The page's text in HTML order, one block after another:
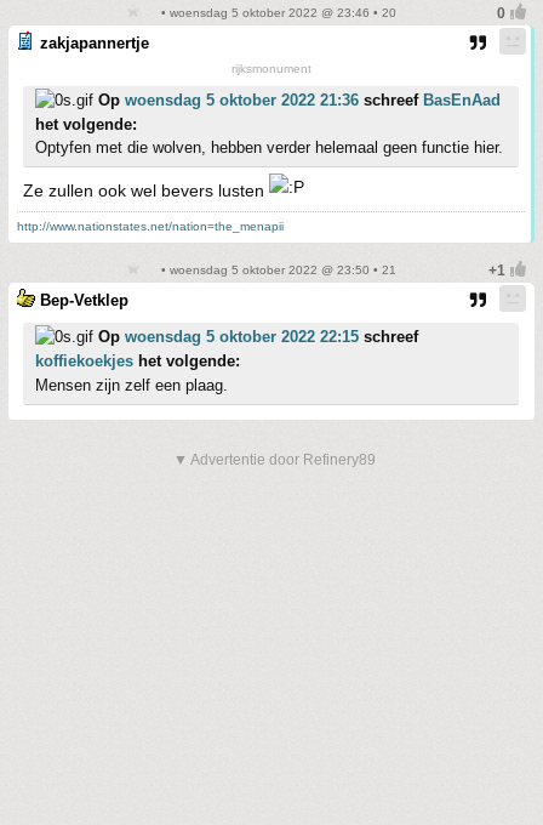
• woensdag 5 oktober 2022 @ 23:46 • 20
zakjapannertje
rijksmonument
Op woensdag 5 oktober 2022 21:36 schreef BasEnAad
het volgende:
Optyfen met die wolven, hebben verder helemaal geen functie hier.
Ze zullen ook wel bevers lusten
http://www.nationstates.net/nation=the_menapii
• woensdag 5 oktober 2022 @ 23:50 • 21
Bep-Vetklep
Op woensdag 5 oktober 2022 22:15 schreef
koffiekoekjes het volgende:
Mensen zijn zelf een plaag.
▼ Advertentie door Refinery89